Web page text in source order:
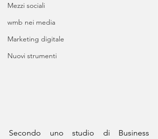
Mezzi sociali
wmb nei media
Marketing digitale
Nuovi strumenti
Secondo uno studio di Business